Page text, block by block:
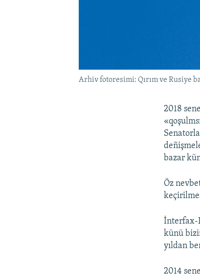
Arhiv fotoresimi: Qırım ve Rusiye
2018
bazar
Öz
İnterfax-
künü
yıldan
2014